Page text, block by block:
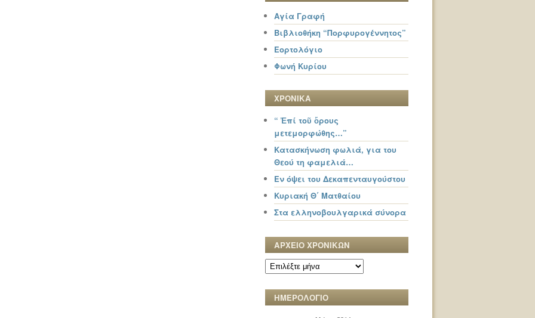
Αγία Γραφή
Βιβλιοθήκη “Πορφυρογέννητος”
Εορτολόγιο
Φωνή Κυρίου
ΧΡΟΝΙΚΑ
“ Ἐπί τοῦ ὄρους
μετεμορφώθης…”
Κατασκήνωση φωλιά, για του
Θεού τη φαμελιά…
Εν όψει του Δεκαπενταυγούστου
Κυριακή Θ΄ Ματθαίου
Στα ελληνοβουλγαρικά σύνορα
ΑΡΧΕΙΟ ΧΡΟΝΙΚΩΝ
ΑΡΧΕΙΟ
ΧΡΟΝΙΚΩΝ
ΗΜΕΡΟΛΟΓΙΟ